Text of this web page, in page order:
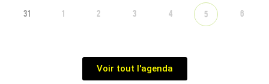
31 1 2 3 4 5 6
Voir tout l'agenda